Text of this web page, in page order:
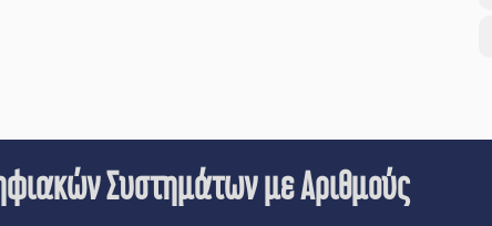
Συστημάτων με Αριθμούς